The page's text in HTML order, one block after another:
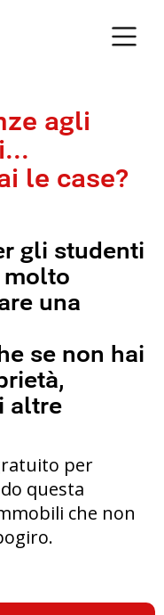
agli
le case?
gli studenti
molto
una
se non hai
altre
per
questa
che non